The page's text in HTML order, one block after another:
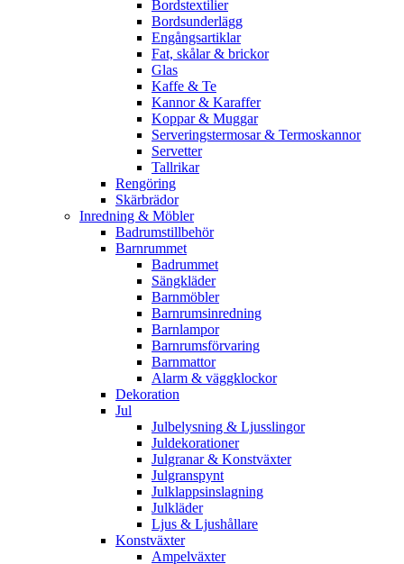
Bordstextilier
Bordsunderlägg
Engångsartiklar
Fat, skålar & brickor
Glas
Kaffe & Te
Kannor & Karaffer
Koppar & Muggar
Serveringstermosar & Termoskannor
Servetter
Tallrikar
Rengöring
Skärbrädor
Inredning & Möbler
Badrumstillbehör
Barnrummet
Badrummet
Sängkläder
Barnmöbler
Barnrumsinredning
Barnlampor
Barnrumsförvaring
Barnmattor
Alarm & väggklockor
Dekoration
Jul
Julbelysning & Ljusslingor
Juldekorationer
Julgranar & Konstväxter
Julgranspynt
Julklappsinslagning
Julkläder
Ljus & Ljushållare
Konstväxter
Ampelväxter